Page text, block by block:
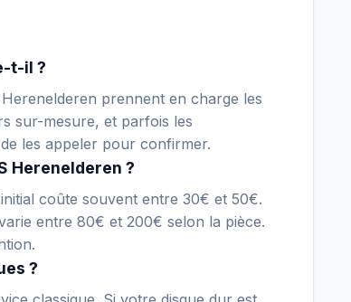
t-il ?
prennent en charge les
sur-mesure, et parfois les
les appeler pour confirmer.
Herenelderen ?
coûte souvent entre 30€ et 50€.
entre 80€ et 200€ selon la pièce.
?